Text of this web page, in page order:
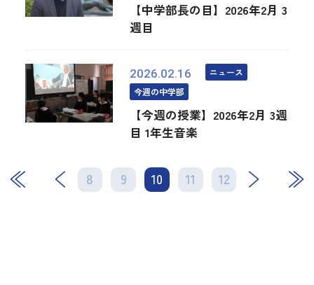
【中学部長の目】2026年2月 3
週目
2026.02.16
ニュース
今週の中学部
【今週の授業】2026年2月 3週
目 1年生音楽
8 9 10 11 12
次 最後